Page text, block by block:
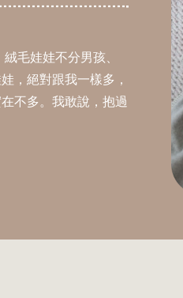
毛娃娃不分男孩、
，絕對跟我一樣多，
不多。我敢說，抱過